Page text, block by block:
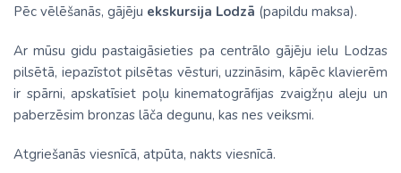
Pēc vēlēšanās, gājēju ekskursija Lodzā (papildu maksa).
Ar mūsu gidu pastaigāsieties pa centrālo gājēju ielu Lodzas
pilsētā, iepazīstot pilsētas vēsturi, uzzināsim, kāpēc klavierēm
ir spārni, apskatīsiet poļu kinematogrāfijas zvaigžņu aleju un
paberzēsim bronzas lāča degunu, kas nes veiksmi.
Atgriešanās viesnīcā, atpūta, nakts viesnīcā.